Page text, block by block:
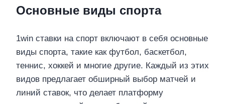
Основные виды спорта
1win ставки на спорт включают в себя основные
виды спорта, такие как футбол, баскетбол,
теннис, хоккей и многие другие. Каждый из этих
видов предлагает обширный выбор матчей и
линий ставок, что делает платформу